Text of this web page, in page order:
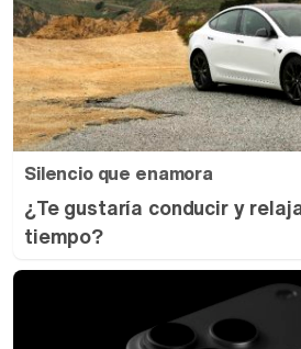
Silencio que enamora
¿Te gustaría conducir y
tiempo?